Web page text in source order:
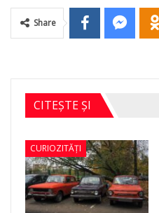
Share
CITEȘTE ȘI
CURIOZITĂȚI